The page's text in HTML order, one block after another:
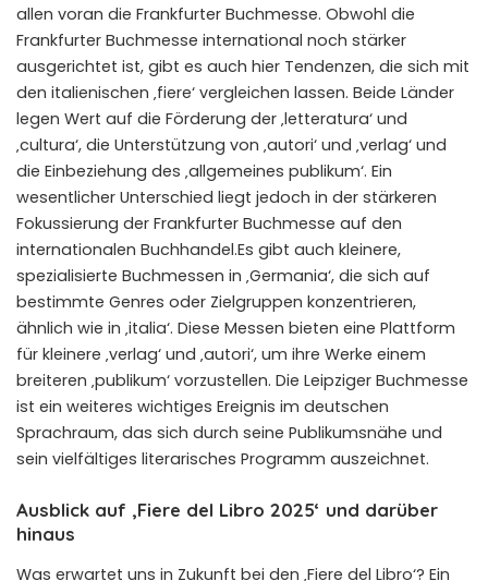
allen voran die Frankfurter Buchmesse. Obwohl die
Frankfurter Buchmesse international noch stärker
ausgerichtet ist, gibt es auch hier Tendenzen, die sich mit
den italienischen ‚fiere‘ vergleichen lassen. Beide Länder
legen Wert auf die Förderung der ‚letteratura‘ und
‚cultura‘, die Unterstützung von ‚autori‘ und ‚verlag‘ und
die Einbeziehung des ‚allgemeines publikum‘. Ein
wesentlicher Unterschied liegt jedoch in der stärkeren
Fokussierung der Frankfurter Buchmesse auf den
internationalen Buchhandel.Es gibt auch kleinere,
spezialisierte Buchmessen in ‚Germania‘, die sich auf
bestimmte Genres oder Zielgruppen konzentrieren,
ähnlich wie in ‚italia‘. Diese Messen bieten eine Plattform
für kleinere ‚verlag‘ und ‚autori‘, um ihre Werke einem
breiteren ‚publikum‘ vorzustellen. Die Leipziger Buchmesse
ist ein weiteres wichtiges Ereignis im deutschen
Sprachraum, das sich durch seine Publikumsnähe und
sein vielfältiges literarisches Programm auszeichnet.
Ausblick auf ‚Fiere del Libro 2025‘ und darüber
hinaus
Was erwartet uns in Zukunft bei den ‚Fiere del Libro‘? Ein